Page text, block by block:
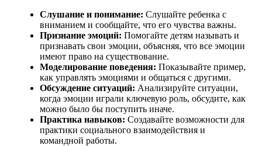
Слушание и понимание: Слушайте ребенка с
вниманием и сообщайте, что его чувства важны.
Признание эмоций: Помогайте детям называть и
признавать свои эмоции, объясняя, что все эмоции
имеют право на существование.
Моделирование поведения: Показывайте пример,
как управлять эмоциями и общаться с другими.
Обсуждение ситуаций: Анализируйте ситуации,
когда эмоции играли ключевую роль, обсудите, как
можно было бы поступить иначе.
Практика навыков: Создавайте возможности для
практики социального взаимодействия и
командной работы.